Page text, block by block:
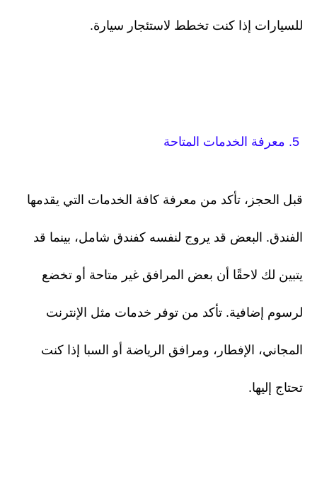
للسيارات إذا كنت تخطط لاستئجار سيارة.
قبل الحجز، تأكد من معرفة كافة الخدمات التي يقدمها
الفندق. البعض قد يروج لنفسه كفندق شامل، بينما قد
يتبين لك لاحقًا أن بعض المرافق غير متاحة أو تخضع
لرسوم إضافية. تأكد من توفر خدمات مثل الإنترنت
المجاني، الإفطار، ومرافق الرياضة أو السبا إذا كنت
تحتاج إليها.